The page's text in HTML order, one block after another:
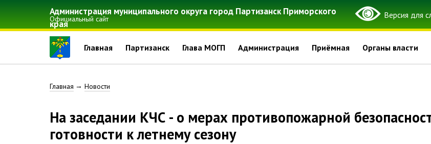
основному
Администрация муниципального округа город Партизанск Приморского
края
Официальный сайт
Главная Партизанск Глава МОГП Администрация Приёмная Органы власти
Строка
навигации
Главная Новости
На заседании КЧС - о мерах противопожарной безопасности и
готовности к летнему сезону